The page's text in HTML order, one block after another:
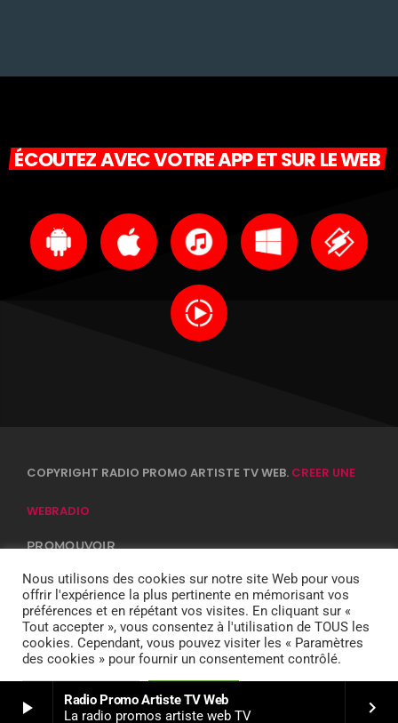
play_arrow
Radio Promo Artiste TV Web
La radio promos artiste web TV
keyboard_arrow_right
ÉCOUTEZ AVEC VOTRE APP ET SUR LE WEB
COPYRIGHT RADIO PROMO ARTISTE TV WEB. CREER UNE
WEBRADIO
PROMOUVOIR
EQUIPE
CONFIDENTIALITÉ
DJ
Nous utilisons des cookies sur notre site Web pour vous
offrir l'expérience la plus pertinente en mémorisant vos
préférences et en répétant vos visites. En cliquant sur «
Tout accepter », vous consentez à l'utilisation de TOUS les
cookies. Cependant, vous pouvez visiter les « Paramètres
des cookies » pour fournir un consentement contrôlé.
Paramètres Cookie Tout accepter